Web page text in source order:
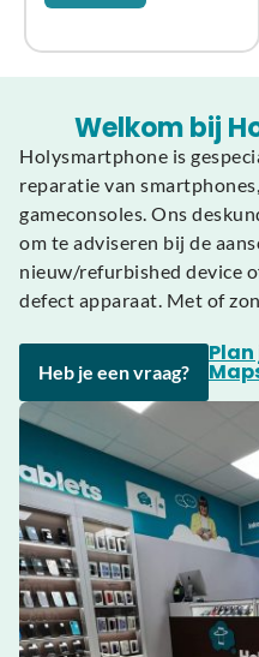
Welkom bij
Holysmartphone is
reparatie van
gameconsoles. Ons
om te adviseren bij de
nieuw/refurbished device
defect apparaat. Met of
Heb je een vraag?